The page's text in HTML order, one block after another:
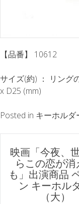
【品番】 10612
サイズ(約) ： リン
x D25 (mm)
Posted in キーホルダ
ポ
ス
映画「今夜、
らこの恋が消
も」出演商品
ン キーホル
（大）